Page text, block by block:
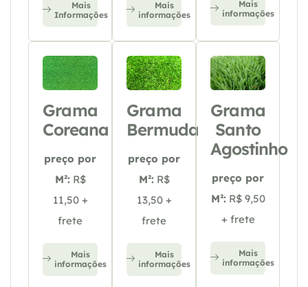
Mais
Informações
Mais
informações
Mais
informações
Grama
Coreana
preço por
M²: R$
11,50 +
frete
Mais
informações
Grama
Bermuda
preço por
M²: R$
13,50 +
frete
Mais
informações
Grama
Santo
Agostinho
preço por
M²: R$ 9,50
+ frete
Mais
informações